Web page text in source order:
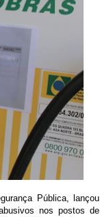
Pública, lançou
nos postos de